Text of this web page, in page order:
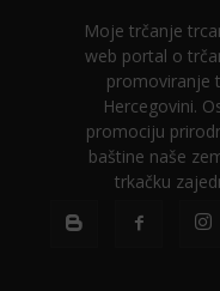
Moje trčanje
web portal o
promoviranje
Hercegovini.
promociju
baštine naše
trkačku